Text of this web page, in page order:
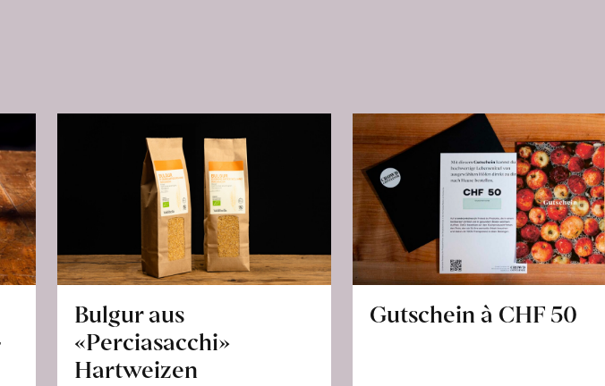
Bulgur aus
«Perciasacchi»
Hartweizen
Gutschein à CHF 50